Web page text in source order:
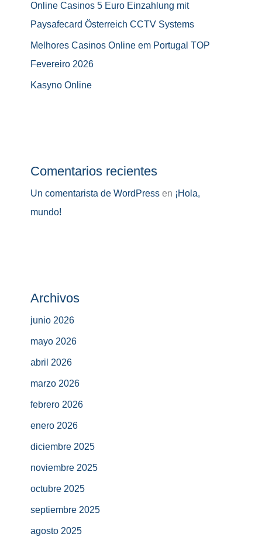
Online Casinos 5 Euro Einzahlung mit
Paysafecard Österreich CCTV Systems
Melhores Casinos Online em Portugal TOP
Fevereiro 2026
Kasyno Online
Comentarios recientes
Un comentarista de WordPress en ¡Hola,
mundo!
Archivos
junio 2026
mayo 2026
abril 2026
marzo 2026
febrero 2026
enero 2026
diciembre 2025
noviembre 2025
octubre 2025
septiembre 2025
agosto 2025